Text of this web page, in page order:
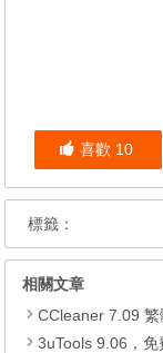
喜歡 10
標籤：
相關文章
CCleaner 7.09
3uTools 9.06，免費